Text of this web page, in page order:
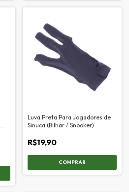
Luva Preta Para Jogadores de
Sinuca (Bilhar / Snooker)
R$19,90